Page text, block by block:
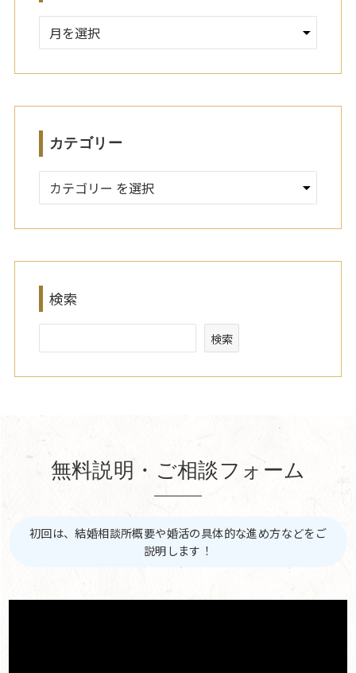
ー
ブ
カテゴリー
検索
検索
無料説明・ご相談フォーム
初回は、結婚相談所概要や婚活の具体的な進め方などをご
説明します！